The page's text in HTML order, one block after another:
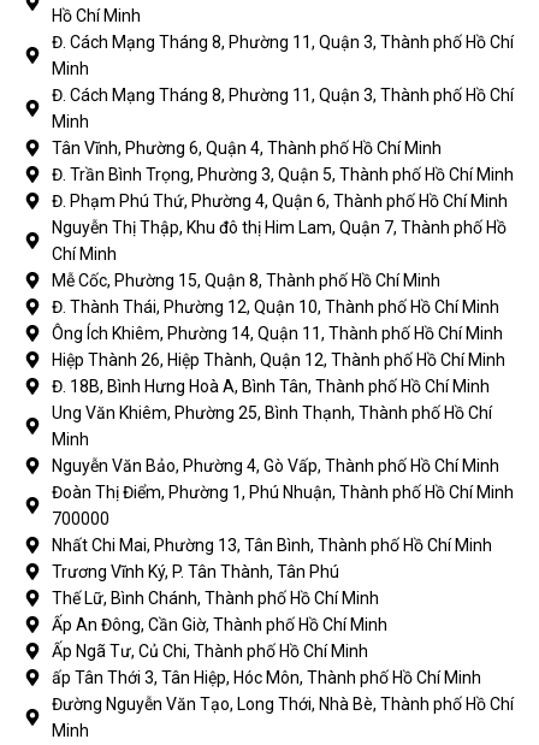
Hồ Chí Minh
Đ. Cách Mạng Tháng 8, Phường 11, Quận 3, Thành phố Hồ Chí
Minh
Đ. Cách Mạng Tháng 8, Phường 11, Quận 3, Thành phố Hồ Chí
Minh
Tân Vĩnh, Phường 6, Quận 4, Thành phố Hồ Chí Minh
Đ. Trần Bình Trọng, Phường 3, Quận 5, Thành phố Hồ Chí Minh
Đ. Phạm Phú Thứ, Phường 4, Quận 6, Thành phố Hồ Chí Minh
Nguyễn Thị Thập, Khu đô thị Him Lam, Quận 7, Thành phố Hồ
Chí Minh
Mễ Cốc, Phường 15, Quận 8, Thành phố Hồ Chí Minh
Đ. Thành Thái, Phường 12, Quận 10, Thành phố Hồ Chí Minh
Ông Ích Khiêm, Phường 14, Quận 11, Thành phố Hồ Chí Minh
Hiệp Thành 26, Hiệp Thành, Quận 12, Thành phố Hồ Chí Minh
Đ. 18B, Bình Hưng Hoà A, Bình Tân, Thành phố Hồ Chí Minh
Ung Văn Khiêm, Phường 25, Bình Thạnh, Thành phố Hồ Chí
Minh
Nguyễn Văn Bảo, Phường 4, Gò Vấp, Thành phố Hồ Chí Minh
Đoàn Thị Điểm, Phường 1, Phú Nhuận, Thành phố Hồ Chí Minh
700000
Nhất Chi Mai, Phường 13, Tân Bình, Thành phố Hồ Chí Minh
Trương Vĩnh Ký, P. Tân Thành, Tân Phú
Thế Lữ, Bình Chánh, Thành phố Hồ Chí Minh
Ấp An Đông, Cần Giờ, Thành phố Hồ Chí Minh
Ấp Ngã Tư, Củ Chi, Thành phố Hồ Chí Minh
ấp Tân Thới 3, Tân Hiệp, Hóc Môn, Thành phố Hồ Chí Minh
Đường Nguyễn Văn Tạo, Long Thới, Nhà Bè, Thành phố Hồ Chí
Minh